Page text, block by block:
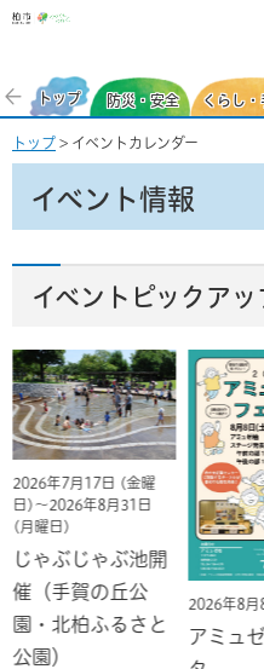
柏市
トップ 防災・安全 くらし・
トップ > イベントカレンダー
イベント情報
イベントピックアッ
2026年7月17日 (金曜
日)～2026年8月31日
(月曜日)
じゃぶじゃぶ池開
催（手賀の丘公
園・北柏ふるさと
公園）
2026年8月
アミュ